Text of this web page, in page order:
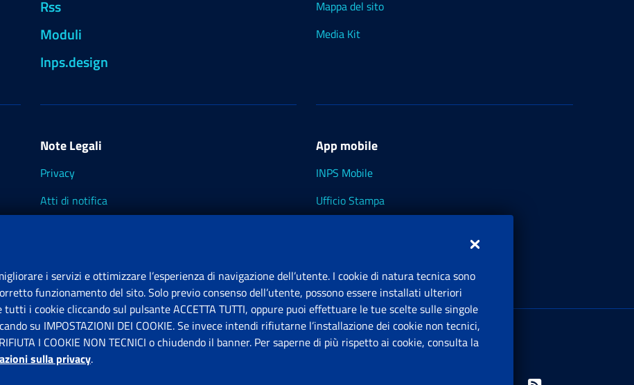
Rss
Moduli
Inps.design
Mappa del sito
Media Kit
Note Legali
Privacy
Atti di notifica
App mobile
INPS Mobile
Ufficio Stampa
Sede Legale: Via Ciro il Grande, 21
00144 Roma
P.IVA 02121151001
i servizi e ottimizzare l’esperienza di navigazione dell’utente. I cookie di natura tecnica sono
funzionamento del sito. Solo previo consenso dell’utente, possono essere installati ulteriori
i cookie cliccando sul pulsante ACCETTA TUTTI, oppure puoi effettuare le tue scelte sulle singole
su IMPOSTAZIONI DEI COOKIE. Se invece intendi rifiutarne l’installazione dei cookie non tecnici,
I COOKIE NON TECNICI o chiudendo il banner. Per saperne di più rispetto ai cookie, consulta la
sulla privacy.